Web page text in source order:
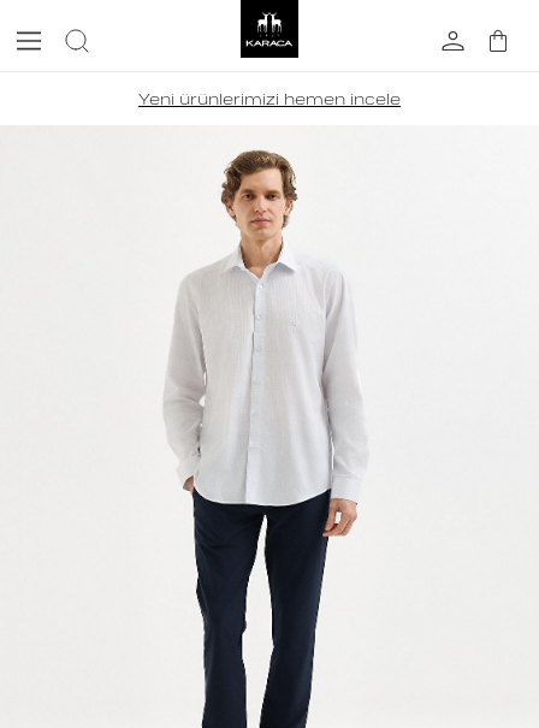
Yeni ürünlerimizi hemen incele